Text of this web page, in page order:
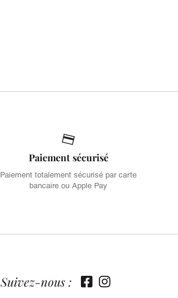
Paiement sécurisé
Paiement totalement sécurisé par carte
bancaire ou Apple Pay
Suivez-nous :